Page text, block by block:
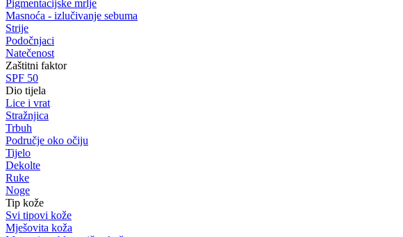
Pigmentacijske mrlje
Masnoća - izlučivanje sebuma
Strije
Podočnjaci
Natečenost
Zaštitni faktor
SPF 50
Dio tijela
Lice i vrat
Stražnjica
Trbuh
Područje oko očiju
Tijelo
Dekolte
Ruke
Noge
Tip kože
Svi tipovi kože
Mješovita koža